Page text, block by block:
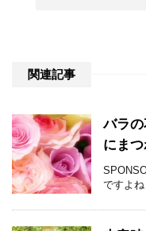
関連記事
バラ
にまつ
ですよ